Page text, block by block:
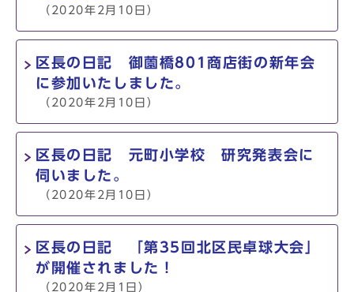
（2020年2月10日）
区長の日記 御薗橋801商店街の新年会
に参加いたしました。
（2020年2月10日）
区長の日記 元町小学校 研究発表会に
伺いました。
（2020年2月10日）
区長の日記 「第35回北区民卓球大会」
が開催されました！
（2020年2月1日）